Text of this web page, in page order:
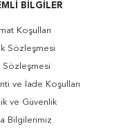
BILGILER
Koşulları
Sözleşmesi
Sözleşmesi
ve İade Koşulları
ve Güvenlik
Bilgilerimiz